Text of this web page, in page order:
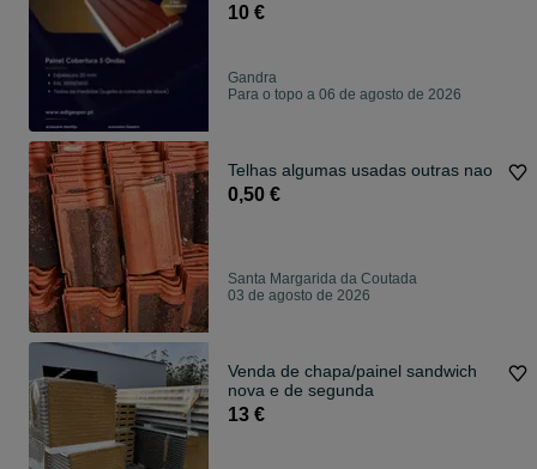
10 €
Gandra
Para o topo a 06 de agosto de 2026
Telhas algumas usadas outras nao
0,50 €
Santa Margarida da Coutada
03 de agosto de 2026
Venda de chapa/painel sandwich
nova e de segunda
13 €